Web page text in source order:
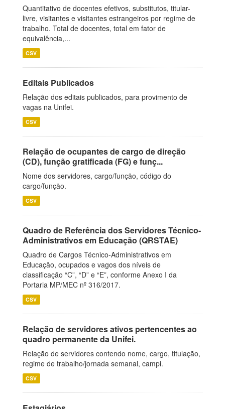
Quantitativo de docentes efetivos, substitutos, titular-
livre, visitantes e visitantes estrangeiros por regime de
trabalho. Total de docentes, total em fator de
equivalência,...
CSV
Editais Publicados
Relação dos editais publicados, para provimento de
vagas na Unifei.
CSV
Relação de ocupantes de cargo de direção
(CD), função gratificada (FG) e funç...
Nome dos servidores, cargo/função, código do
cargo/função.
CSV
Quadro de Referência dos Servidores Técnico-
Administrativos em Educação (QRSTAE)
Quadro de Cargos Técnico-Administrativos em
Educação, ocupados e vagos dos níveis de
classificação “C”, “D” e “E”, conforme Anexo I da
Portaria MP/MEC nº 316/2017.
CSV
Relação de servidores ativos pertencentes ao
quadro permanente da Unifei.
Relação de servidores contendo nome, cargo, titulação,
regime de trabalho/jornada semanal, campi.
CSV